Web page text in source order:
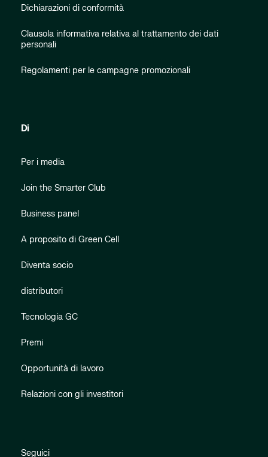
Dichiarazioni di conformità
Clausola informativa relativa al trattamento dei dati
personali
Regolamenti per le campagne promozionali
Di
Per i media
Join the Smarter Club
Business panel
A proposito di Green Cell
Diventa socio
distributori
Tecnologia GC
Premi
Opportunità di lavoro
Relazioni con gli investitori
Seguici